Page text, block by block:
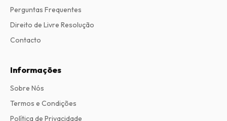
Perguntas Frequentes
Direito de Livre Resolução
Contacto
Informações
Sobre Nós
Termos e Condições
Política de Privacidade